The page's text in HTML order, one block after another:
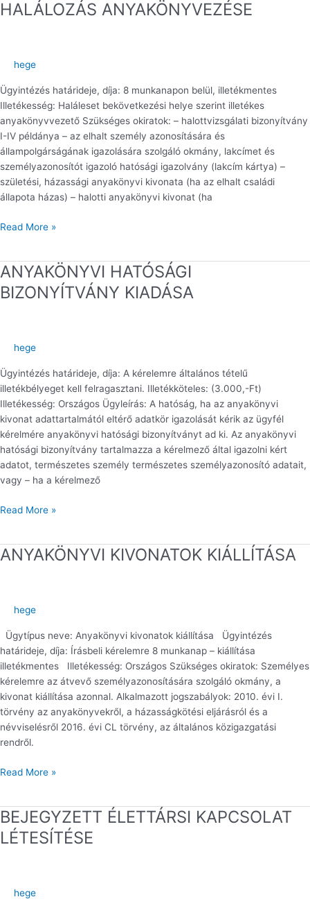
HALÁLOZÁS ANYAKÖNYVEZÉSE
hege
Ügyintézés határideje, díja: 8 munkanapon belül, illetékmentes
Illetékesség: Haláleset bekövetkezési helye szerint illetékes
anyakönyvvezető Szükséges okiratok: – halottvizsgálati bizonyítvány
I-IV példánya – az elhalt személy azonosítására és
állampolgárságának igazolására szolgáló okmány, lakcímet és
személyazonosítót igazoló hatósági igazolvány (lakcím kártya) –
születési, házassági anyakönyvi kivonata (ha az elhalt családi
állapota házas) – halotti anyakönyvi kivonat (ha
HALÁLOZÁS
Read More »
ANYAKÖNYVI HATÓSÁGI
BIZONYÍTVÁNY KIADÁSA
hege
Ügyintézés határideje, díja: A kérelemre általános tételű
illetékbélyeget kell felragasztani. Illetékköteles: (3.000,-Ft)
Illetékesség: Országos Ügyleírás: A hatóság, ha az anyakönyvi
kivonat adattartalmától eltérő adatkör igazolását kérik az ügyfél
kérelmére anyakönyvi hatósági bizonyítványt ad ki. Az anyakönyvi
hatósági bizonyítvány tartalmazza a kérelmező által igazolni kért
adatot, természetes személy természetes személyazonosító adatait,
vagy – ha a kérelmező
ANYAKÖNYVI
HATÓSÁGI
BIZONYÍTVÁNY
Read More »
ANYAKÖNYVI KIVONATOK KIÁLLÍTÁSA
hege
Ügytípus neve: Anyakönyvi kivonatok kiállítása Ügyintézés
határideje, díja: Írásbeli kérelemre 8 munkanap – kiállítása
illetékmentes Illetékesség: Országos Szükséges okiratok: Személyes
kérelemre az átvevő személyazonosítására szolgáló okmány, a
kivonat kiállítása azonnal. Alkalmazott jogszabályok: 2010. évi I.
törvény az anyakönyvekről, a házasságkötési eljárásról és a
névviselésről 2016. évi CL törvény, az általános közigazgatási
rendről.
ANYAKÖNYVI
Read More »
BEJEGYZETT ÉLETTÁRSI KAPCSOLAT
LÉTESÍTÉSE
hege
BEJEGYZETT
ÉLETTÁRSI
KAPCSOLAT